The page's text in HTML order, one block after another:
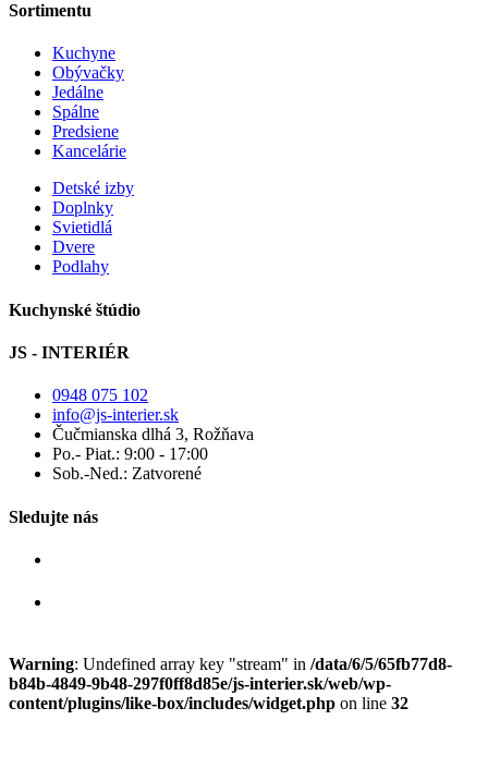
Sortimentu
Kuchyne
Obývačky
Jedálne
Spálne
Predsiene
Kancelárie
Detské izby
Doplnky
Svietidlá
Dvere
Podlahy
Kuchynské štúdio
JS - INTERIÉR
0948 075 102
info@js-interier.sk
Čučmianska dlhá 3, Rožňava
Po.- Piat.: 9:00 - 17:00
Sob.-Ned.: Zatvorené
Sledujte nás
Warning: Undefined array key "stream" in /data/6/5/65fb77d8-
b84b-4849-9b48-297f0ff8d85e/js-interier.sk/web/wp-
content/plugins/like-box/includes/widget.php on line 32